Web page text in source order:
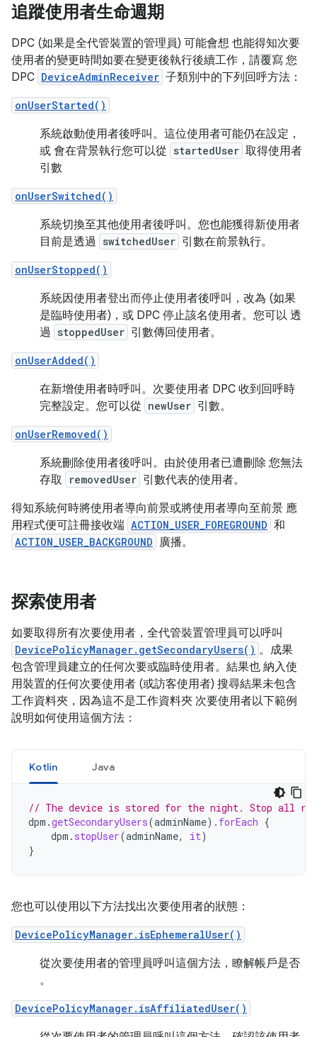
追蹤使用者生命週期
DPC (如果是全代管裝置的管理員) 可能會想 也能得知次要
使用者的變更時間如要在變更後執行後續工作，請覆寫 您
DPC DeviceAdminReceiver 子類別中的下列回呼方法：
onUserStarted()
系統啟動使用者後呼叫。這位使用者可能仍在設定，
或 會在背景執行您可以從 startedUser 取得使用者
引數
onUserSwitched()
系統切換至其他使用者後呼叫。您也能獲得新使用者
目前是透過
switchedUser 引數在前景執行。
onUserStopped()
系統因使用者登出而停止使用者後呼叫，改為 (如果
是臨時使用者)，或 DPC 停止該名使用者。您可以 透
過
stoppedUser 引數傳回使用者。
onUserAdded()
在新增使用者時呼叫。次要使用者 DPC 收到回呼時
完整設定。您可以從 newUser 引數。
onUserRemoved()
系統刪除使用者後呼叫。由於使用者已遭刪除 您無法
存取
removedUser 引數代表的使用者。
得知系統何時將使用者導向前景或將使用者導向至前景 應
用程式便可註冊接收端 ACTION_USER_FOREGROUND 和
ACTION_USER_BACKGROUND 廣播。
探索使用者
如要取得所有次要使用者，全代管裝置管理員可以呼叫
DevicePolicyManager.getSecondaryUsers() 。成果
包含管理員建立的任何次要或臨時使用者。結果也 納入使
用裝置的任何次要使用者 (或訪客使用者) 搜尋結果未包含
工作資料夾，因為這不是工作資料夾 次要使用者以下範例
說明如何使用這個方法：
Kotlin Java
// The device is stored for the night. Stop all
dpm .getSecondaryUsers(adminName). forEach {
dpm . stopUser(adminName, it)
}
您也可以使用以下方法找出次要使用者的狀態：
DevicePolicyManager.isEphemeralUser()
從次要使用者的管理員呼叫這個方法，瞭解帳戶是否
。
DevicePolicyManager.isAffiliatedUser()